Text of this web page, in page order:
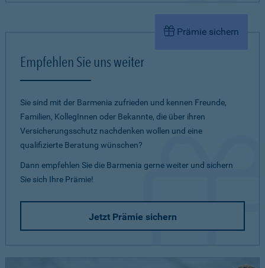
Prämie sichern
Empfehlen Sie uns weiter
Sie sind mit der Barmenia zufrieden und kennen Freunde,
Familien, KollegInnen oder Bekannte, die über ihren
Versicherungsschutz nachdenken wollen und eine
qualifizierte Beratung wünschen?
Dann empfehlen Sie die Barmenia gerne weiter und sichern
Sie sich Ihre Prämie!
Jetzt Prämie sichern